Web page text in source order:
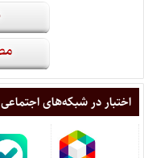
اختبار در شبکه‌های اجتماعی